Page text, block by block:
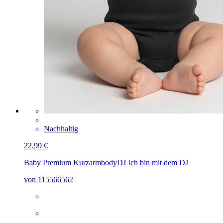
Nachhaltig
22,99 €
Baby Premium KurzarmbodyDJ Ich bin mit dem DJ
von 115566562